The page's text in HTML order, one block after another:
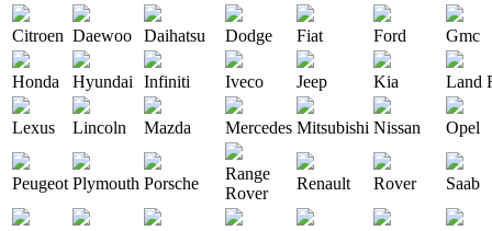
Citroen Daewoo Daihatsu Dodge Fiat Ford Gmc
Honda Hyundai Infiniti Iveco Jeep Kia Land
Lexus Lincoln Mazda Mercedes Mitsubishi Nissan Opel
Peugeot Plymouth Porsche
Range
Rover
Renault Rover Saab